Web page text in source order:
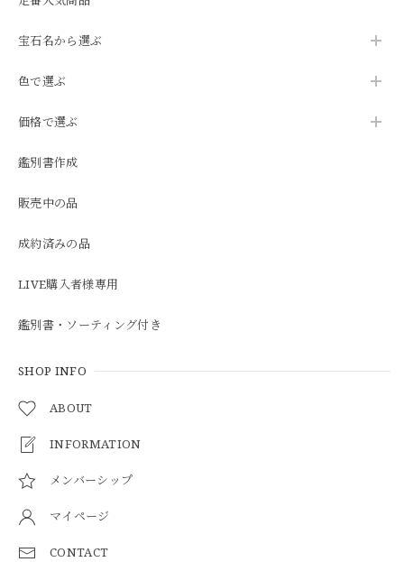
宝石名から選ぶ
色で選ぶ
価格で選ぶ
鑑別書作成
販売中の品
成約済みの品
LIVE購入者様専用
鑑別書・ソーティング付き
SHOP INFO
ABOUT
INFORMATION
メンバーシップ
マイページ
CONTACT